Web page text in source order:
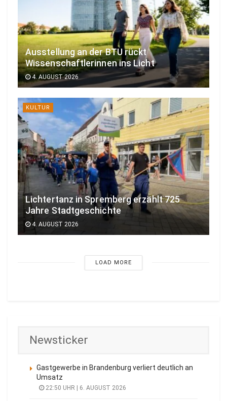
Ausstellung an der BTU rückt
Wissenschaftlerinnen ins Licht
4. AUGUST 2026
KULTUR
Lichtertanz in Spremberg erzählt 725
Jahre Stadtgeschichte
4. AUGUST 2026
LOAD MORE
Newsticker
Gastgewerbe in Brandenburg verliert deutlich an
Umsatz
22:50 UHR | 6. AUGUST 2026